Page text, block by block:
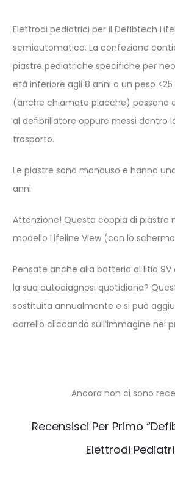
Elettrodi pediatrici per il Defibtech
semiautomatico. La confezione
piastre pediatriche specifiche per
età inferiore agli 8 anni o un peso <25
(anche chiamate placche) possono
al defibrillatore oppure messi dentro
trasporto.
Le piastre sono monouso e hanno
anni.
Attenzione! Questa coppia di piastre
modello Lifeline View (con lo
Pensate anche alla batteria al litio 9V
la sua autodiagnosi quotidiana?
sostituita annualmente e si può
carrello cliccando sull’immagine nei
Ancora non ci sono
Recensisci Per Primo
Elettrodi